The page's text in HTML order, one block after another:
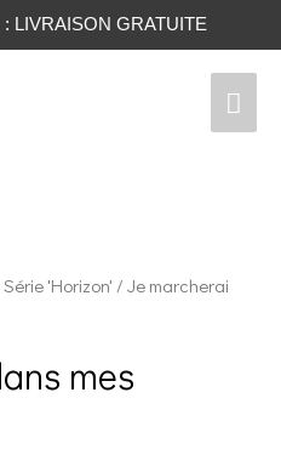
LIVRAISON GRATUITE
Série 'Horizon' / Je marcherai
mes